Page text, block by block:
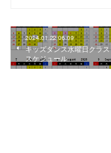
2024.01.22 06:09
キッズダンス水曜日クラス
スケジュール